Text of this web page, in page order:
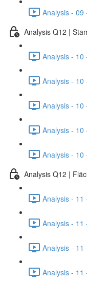
Analysis - 09
Analysis Q12 |
Analysis - 10
Analysis - 10
Analysis - 10
Analysis - 10
Analysis - 10
Analysis Q12 |
Analysis - 11
Analysis - 11
Analysis - 11
Analysis - 11